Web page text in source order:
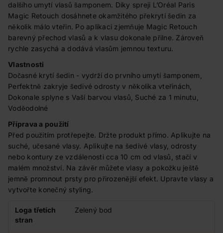
dalšího umytí vlasů šamponem. Díky spreji L’Oréal Paris
Magic Retouch dosáhnete okamžitého překrytí šedin za
několik málo vteřin. Po aplikaci zjemňuje Magic Retouch
barevný přechod vlasů a k vlasu dokonale přilne. Zároveň
rychle zasychá a dodává vlasům jemnou texturu.
Vlastnosti
Dočasné krytí šedin - vydrží do prvního umytí šamponem,
Perfektně zakryje šedivé odrosty v několika vteřinách,
Dokonale splyne s Vaší barvou vlasů, Suché za 1 minutu,
Voděodolné
Příprava a použití
Před použitím protřepejte. Držte produkt přímo. Aplikujte na
suché, učesané vlasy. Aplikujte na šedivé vlasy, odrosty
nebo kontury ze vzdálenosti cca 10 cm od vlasů, stačí v
malém množství. Na závěr můžete vlasy a pokožku ještě
jemně promnout prsty pro přirozenější efekt. Upravte vlasy a
vytvořte konečný styling.
Loga třetích
stran
Zelený bod